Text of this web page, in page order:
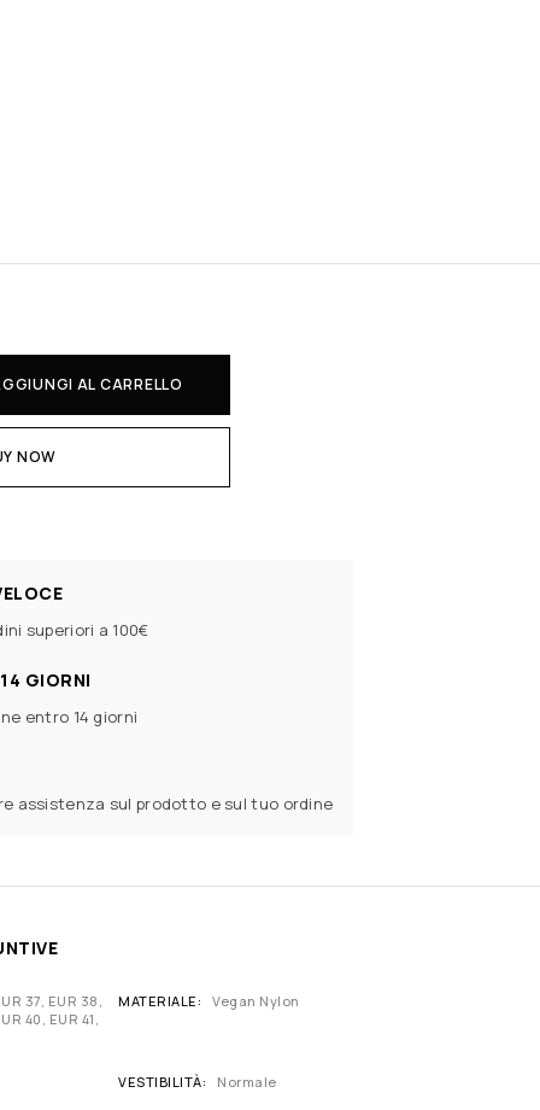
AL CARRELLO
NOW
superiori a 100€
GIORNI
entro 14 giorni
assistenza sul prodotto e sul tuo ordine
37, EUR 38,
40, EUR 41,
MATERIALE Vegan Nylon
VESTIBILITÀ Normale